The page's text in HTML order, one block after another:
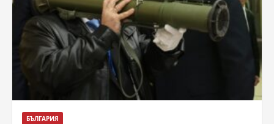
БЪЛГАРИЯ